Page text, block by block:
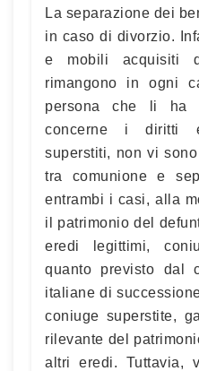
La separazione dei
in caso di divorzio.
e mobili acquisiti
rimangono in ogni
persona che li ha
concerne i diritti
superstiti, non vi
tra comunione e
entrambi i casi, alla
il patrimonio del
eredi legittimi,
quanto previsto dal
italiane di
coniuge superstite,
rilevante del
altri eredi. Tuttavia,